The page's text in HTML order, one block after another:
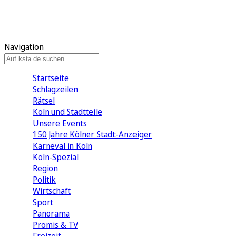
Navigation
Startseite
Schlagzeilen
Rätsel
Köln und Stadtteile
Unsere Events
150 Jahre Kölner Stadt-Anzeiger
Karneval in Köln
Köln-Spezial
Region
Politik
Wirtschaft
Sport
Panorama
Promis & TV